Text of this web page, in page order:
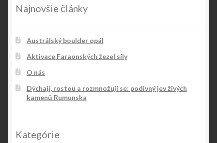
Najnovšie články
Austrálský boulder opál
Aktivace Faraonských žezel síly
O nás
Dýchají, rostou a rozmnožují se: podivný jev živých
kamenů Rumunska
Kategórie